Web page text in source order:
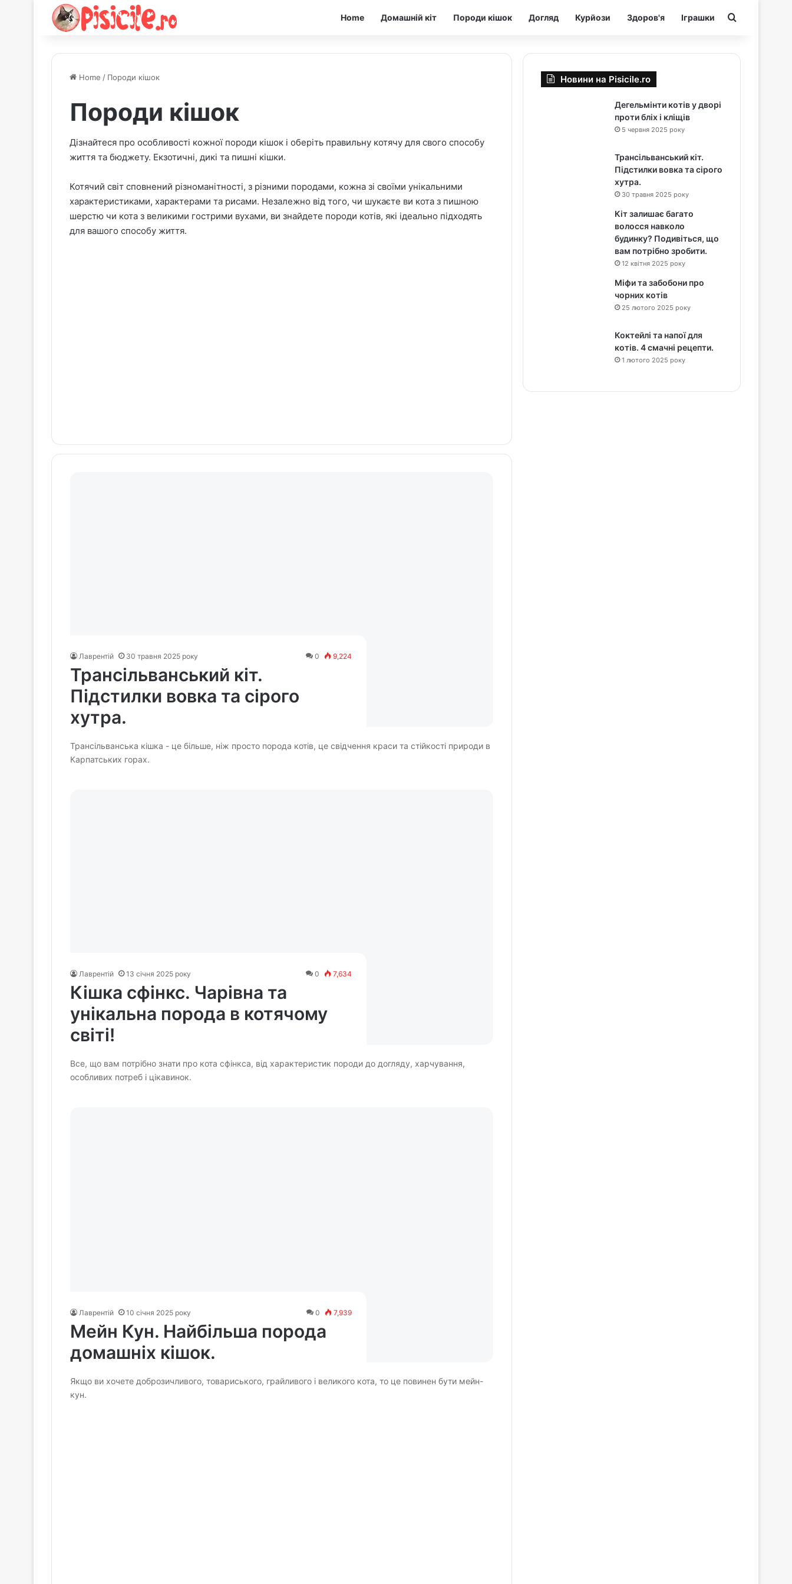
Home Домашній кіт Породи кішок Догляд Курйози Здоров'я Іграшки Шукати
Home / Породи кішок
Породи кішок
Дізнайтеся про особливості кожної породи кішок і оберіть правильну котячу для свого способу
життя та бюджету. Екзотичні, дикі та пишні кішки.
Котячий світ сповнений різноманітності, з різними породами, кожна зі своїми унікальними
характеристиками, характерами та рисами. Незалежно від того, чи шукаєте ви кота з пишною
шерстю чи кота з великими гострими вухами, ви знайдете породи котів, які ідеально підходять
для вашого способу життя.
Лаврентій 30 травня 2025 року 0 9,224
Трансільванський кіт.
Підстилки вовка та сірого
хутра.
Трансільванська кішка - це більше, ніж просто порода котів, це свідчення краси та стійкості природи в
Карпатських горах.
Лаврентій 13 січня 2025 року 0 7,634
Кішка сфінкс. Чарівна та
унікальна порода в котячому
світі!
Все, що вам потрібно знати про кота сфінкса, від характеристик породи до догляду, харчування,
особливих потреб і цікавинок.
Лаврентій 10 січня 2025 року 0 7,939
Мейн Кун. Найбільша порода
домашніх кішок.
Якщо ви хочете доброзичливого, товариського, грайливого і великого кота, то це повинен бути мейн-
кун.
Новини на Pisicile.ro
Дегельмінти котів у дворі
проти бліх і кліщів
5 червня 2025 року
Трансільванський кіт.
Підстилки вовка та сірого
хутра.
30 травня 2025 року
Кіт залишає багато
волосся навколо
будинку? Подивіться, що
вам потрібно зробити.
12 квітня 2025 року
Міфи та забобони про
чорних котів
25 лютого 2025 року
Коктейлі та напої для
котів. 4 смачні рецепти.
1 лютого 2025 року